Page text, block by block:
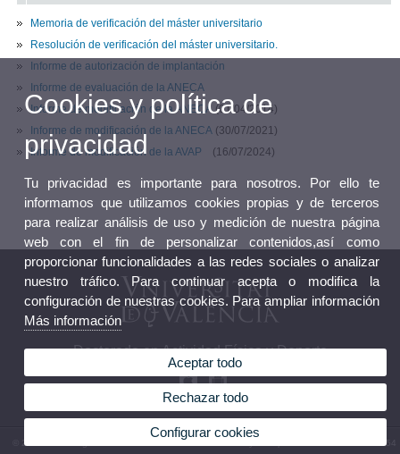
Memoria de verificación del máster universitario
Resolución de verificación del máster universitario.
Informe de autorización de implantación
Informe de evaluación de la ANECA
Informe de modificación de la ANECA(01/04/2014)
Informe de modificación de la ANECA (30/07/2021)
Informe de modificación de la AVAP
(16/07/2024)
Doctorado en Actividad Física y Deporte
© 2026 UV. - Programa de Doctorado en Actividad Física y el Deporte. Teléfono: 96 3864354
Cookies y política de
privacidad
Tu privacidad es importante para nosotros. Por ello te
informamos que utilizamos cookies propias y de terceros
para realizar análisis de uso y medición de nuestra página
web con el fin de personalizar contenidos,así como
proporcionar funcionalidades a las redes sociales o analizar
nuestro tráfico. Para continuar acepta o modifica la
configuración de nuestras cookies. Para ampliar información
Más información
Aceptar todo
Rechazar todo
Configurar cookies